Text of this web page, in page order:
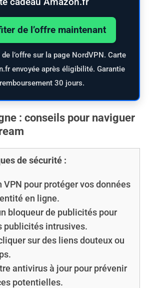
de l’offre maintenant
l’offre sur la page NordVPN. Carte
envoyée après éligibilité. Garantie
30 jours.
: conseils pour naviguer
de sécurité :
VPN pour protéger vos données
en ligne.
bloqueur de publicités pour
publicités intrusives.
sur des liens douteux ou
antivirus à jour pour prévenir
potentielles.